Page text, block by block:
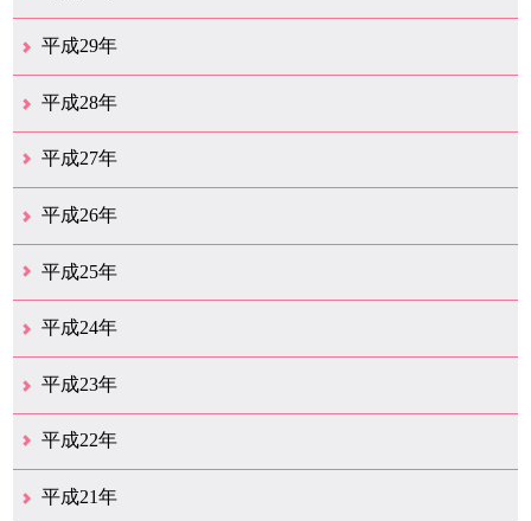
12月（14）
11月（13）
10月（18）
9月（17）
8月（19）
7月（66）
6月（19）
5月（16）
4月（29）
3月（41）
2月（16）
1月（15）
平成29年
12月（22）
11月（11）
10月（22）
9月（31）
8月（20）
7月（29）
6月（6）
5月（13）
4月（10）
3月（10）
2月（5）
1月（6）
平成28年
12月（15）
11月（12）
10月（12）
9月（21）
8月（11）
7月（18）
6月（16）
5月（27）
4月（49）
3月（37）
2月（12）
1月（9）
平成27年
12月（23）
11月（12）
10月（11）
9月（15）
8月（4）
7月（11）
6月（20）
5月（14）
4月（26）
3月（29）
2月（17）
1月（9）
平成26年
12月（11）
11月（11）
10月（9）
9月（11）
8月（12）
7月（9）
6月（12）
5月（5）
4月（13）
3月（12）
2月（8）
1月（9）
平成25年
12月（12）
11月（6）
10月（7）
9月（10）
8月（6）
7月（9）
6月（7）
5月（8）
4月（7）
3月（12）
2月（17）
1月（7）
平成24年
12月（8）
11月（5）
10月（7）
9月（10）
8月（5）
7月（7）
6月（9）
5月（7）
4月（6）
3月（12）
2月（2）
1月（4）
平成23年
12月（6）
11月（6）
10月（14）
9月（5）
8月（8）
7月（7）
6月（9）
5月（10）
4月（12）
3月（3）
2月（2）
平成22年
12月（1）
11月（5）
10月（7）
9月（15）
8月（12）
7月（11）
6月（12）
5月（6）
4月（4）
3月（17）
2月（7）
1月（6）
平成21年